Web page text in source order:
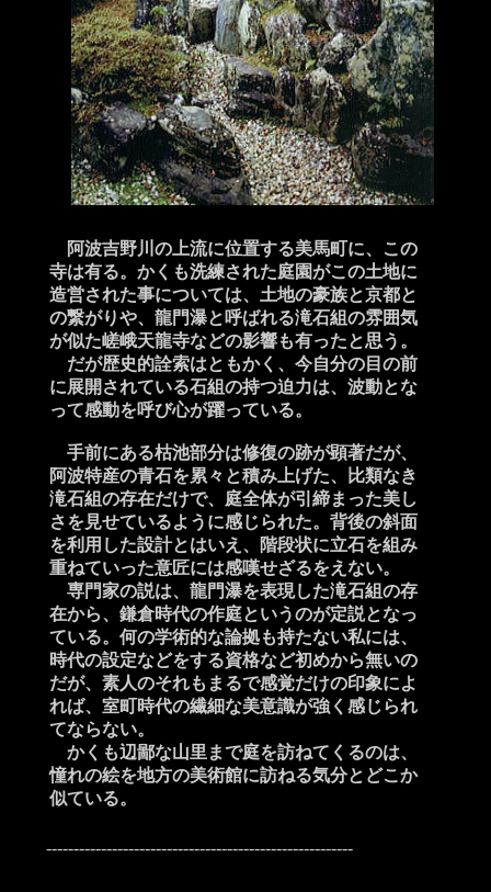
阿波吉野川の上流に位置する美馬町に、この
寺は有る。かくも洗練された庭園がこの土地に
造営された事については、土地の豪族と京都と
の繋がりや、龍門瀑と呼ばれる滝石組の雰囲気
が似た嵯峨天龍寺などの影響も有ったと思う。
だが歴史的詮索はともかく、今自分の目の前
に展開されている石組の持つ迫力は、波動とな
って感動を呼び心が躍っている。
手前にある枯池部分は修復の跡が顕著だが、
阿波特産の青石を累々と積み上げた、比類なき
滝石組の存在だけで、庭全体が引締まった美し
さを見せているように感じられた。背後の斜面
を利用した設計とはいえ、階段状に立石を組み
重ねていった意匠には感嘆せざるをえない。
専門家の説は、龍門瀑を表現した滝石組の存
在から、鎌倉時代の作庭というのが定説となっ
ている。何の学術的な論拠も持たない私には、
時代の設定などをする資格など初めから無いの
だが、素人のそれもまるで感覚だけの印象によ
れば、室町時代の繊細な美意識が強く感じられ
てならない。
かくも辺鄙な山里まで庭を訪ねてくるのは、
憧れの絵を地方の美術館に訪ねる気分とどこか
似ている。
--------------------------------------------------------